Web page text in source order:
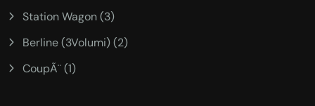
Station Wagon (3)
Berline (3Volumi) (2)
CoupÃ¨ (1)